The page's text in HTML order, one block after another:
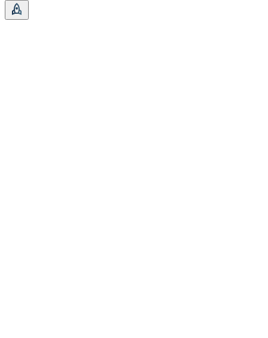
rocket